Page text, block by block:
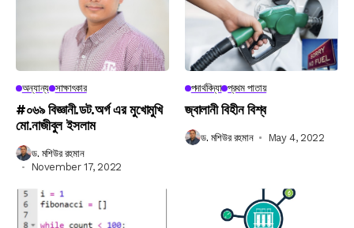
অন্যান্য সাক্ষাৎকার
#০৬৯ বিজ্ঞানী.ডট.অর্গ এর মুখোমুখি
মো.নাজীবুল ইসলাম
ড. মশিউর রহমান
November 17, 2022
পদার্থবিদ্যা প্রথম পাতায়
জ্বালানী বিহীন বিশ্ব
ড. মশিউর রহমান May 4, 2022